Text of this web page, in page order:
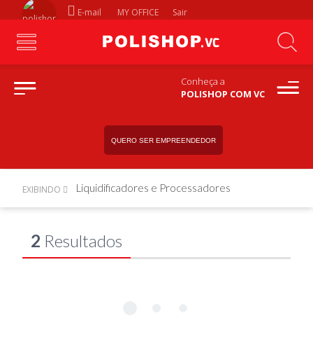
E-mail MY OFFICE Sair
Conheça a
POLISHOP COM VC
QUERO SER EMPREENDEDOR
EXIBINDO Liquidificadores e Processadores
2 Resultados